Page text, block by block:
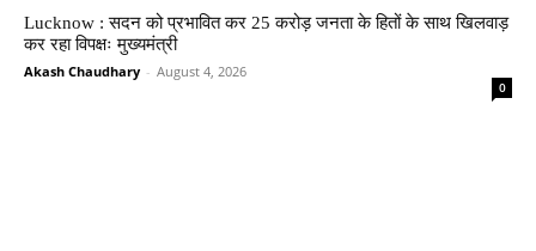
Lucknow : सदन को प्रभावित कर 25 करोड़ जनता के हितों के साथ खिलवाड़
कर रहा विपक्षः मुख्यमंत्री
Akash Chaudhary - August 4, 2026
0